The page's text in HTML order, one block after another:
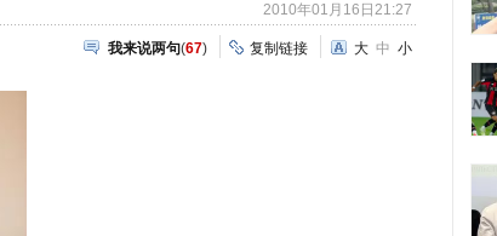
2010年01月16日21:27
我来说两句(67) 复制链接 大 中 小